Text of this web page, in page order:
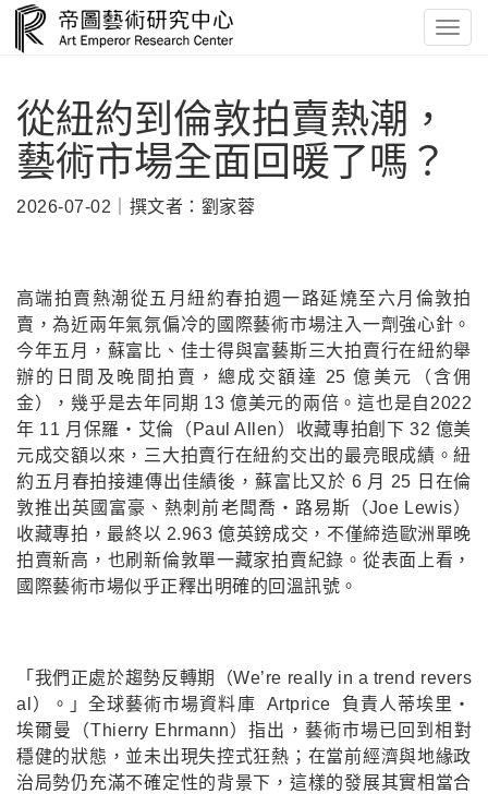
從紐約到倫敦拍賣熱潮，
藝術市場全面回暖了嗎？
2026-07-02｜撰文者：劉家蓉
高端拍賣熱潮從五月紐約春拍週一路延燒至六月倫敦拍
賣，為近兩年氣氛偏冷的國際藝術市場注入一劑強心針。
今年五月，蘇富比、佳士得與富藝斯三大拍賣行在紐約舉
辦的日間及晚間拍賣，總成交額達 25 億美元（含佣
金），幾乎是去年同期 13 億美元的兩倍。這也是自2022
年 11 月保羅・艾倫（Paul Allen）收藏專拍創下 32 億美
元成交額以來，三大拍賣行在紐約交出的最亮眼成績。紐
約五月春拍接連傳出佳績後，蘇富比又於 6 月 25 日在倫
敦推出英國富豪、熱刺前老闆喬・路易斯（Joe Lewis）
收藏專拍，最終以 2.963 億英鎊成交，不僅締造歐洲單晚
拍賣新高，也刷新倫敦單一藏家拍賣紀錄。從表面上看，
國際藝術市場似乎正釋出明確的回溫訊號。
「我們正處於趨勢反轉期（We’re really in a trend revers
al）。」全球藝術市場資料庫 Artprice 負責人蒂埃里・
埃爾曼（Thierry Ehrmann）指出，藝術市場已回到相對
穩健的狀態，並未出現失控式狂熱；在當前經濟與地緣政
治局勢仍充滿不確定性的背景下，這樣的發展其實相當合